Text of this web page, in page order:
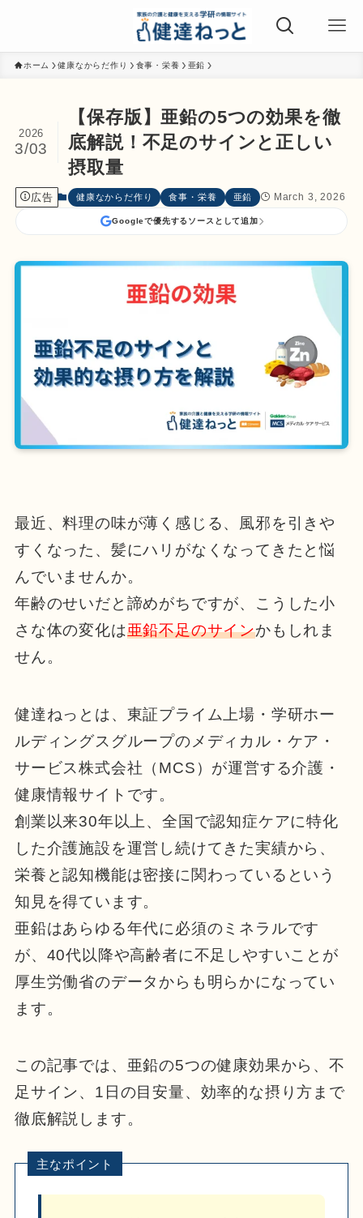
ホーム 健康なからだ作り 食事・栄養 亜鉛
【保存版】亜鉛の5つの効果を徹
底解説！不足のサインと正しい
摂取量
2026
3/03
広告 健康なからだ作り 食事・栄養 亜鉛 March 3, 2026
Googleで優先するソースとして追加
最近、料理の味が薄く感じる、風邪を引きや
すくなった、髪にハリがなくなってきたと悩
んでいませんか。
年齢のせいだと諦めがちですが、こうした小
さな体の変化は亜鉛不足のサインかもしれま
せん。
健達ねっとは、東証プライム上場・学研ホー
ルディングスグループのメディカル・ケア・
サービス株式会社（MCS）が運営する介護・
健康情報サイトです。
創業以来30年以上、全国で認知症ケアに特化
した介護施設を運営し続けてきた実績から、
栄養と認知機能は密接に関わっているという
知見を得ています。
亜鉛はあらゆる年代に必須のミネラルです
が、40代以降や高齢者に不足しやすいことが
厚生労働省のデータからも明らかになってい
ます。
この記事では、亜鉛の5つの健康効果から、不
足サイン、1日の目安量、効率的な摂り方まで
徹底解説します。